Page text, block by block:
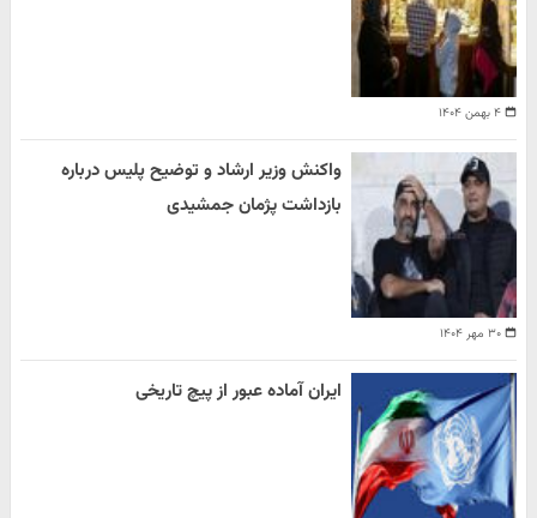
۴ بهمن ۱۴۰۴
۳۰ مهر ۱۴۰۴
واکنش وزیر ارشاد و توضیح پلیس درباره
بازداشت پژمان جمشیدی
ایران آماده عبور از پیچ تاریخی